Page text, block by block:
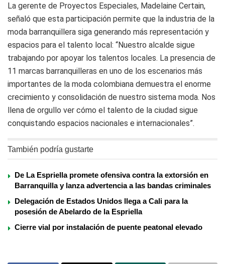
La gerente de Proyectos Especiales, Madelaine Certain,
señaló que esta participación permite que la industria de la
moda barranquillera siga generando más representación y
espacios para el talento local: “Nuestro alcalde sigue
trabajando por apoyar los talentos locales. La presencia de
11 marcas barranquilleras en uno de los escenarios más
importantes de la moda colombiana demuestra el enorme
crecimiento y consolidación de nuestro sistema moda. Nos
llena de orgullo ver cómo el talento de la ciudad sigue
conquistando espacios nacionales e internacionales”.
También podría gustarte
De La Espriella promete ofensiva contra la extorsión en
Barranquilla y lanza advertencia a las bandas criminales
Delegación de Estados Unidos llega a Cali para la
posesión de Abelardo de la Espriella
Cierre vial por instalación de puente peatonal elevado